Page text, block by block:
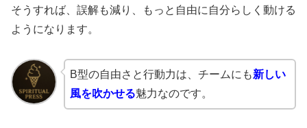
そうすれば、誤解も減り、もっと自由に自分らしく動ける
ようになります。
B型の自由さと行動力は、チームにも新しい
風を吹かせる魅力なのです。